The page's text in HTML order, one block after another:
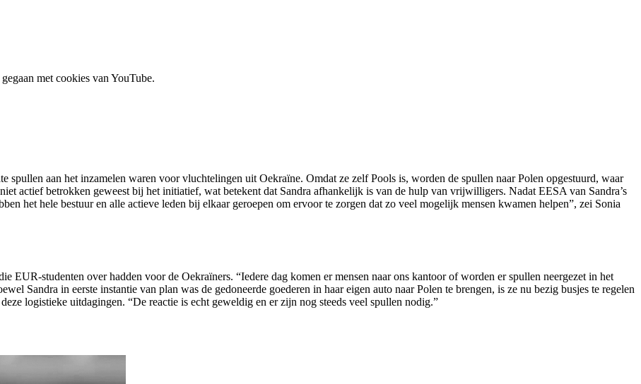
met cookies van YouTube.
spullen aan het inzamelen waren voor vluchtelingen uit Oekraïne. Omdat ze zelf Pools is, worden de spullen naar Polen opgestuurd, waar
actief betrokken geweest bij het initiatief, wat betekent dat Sandra afhankelijk is van de hulp van vrijwilligers. Nadat EESA van Sandra’s
het hele bestuur en alle actieve leden bij elkaar geroepen om ervoor te zorgen dat zo veel mogelijk mensen kwamen helpen”, zei Sonia
EUR-studenten over hadden voor de Oekraïners. “Iedere dag komen er mensen naar ons kantoor of worden er spullen neergezet in het
Sandra in eerste instantie van plan was de gedoneerde goederen in haar eigen auto naar Polen te brengen, is ze nu bezig busjes te regelen
logistieke uitdagingen. “De reactie is echt geweldig en er zijn nog steeds veel spullen nodig.”